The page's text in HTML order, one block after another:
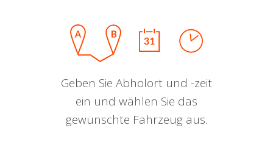
Geben Sie Abholort und -zeit
ein und wählen Sie das
gewünschte Fahrzeug aus.